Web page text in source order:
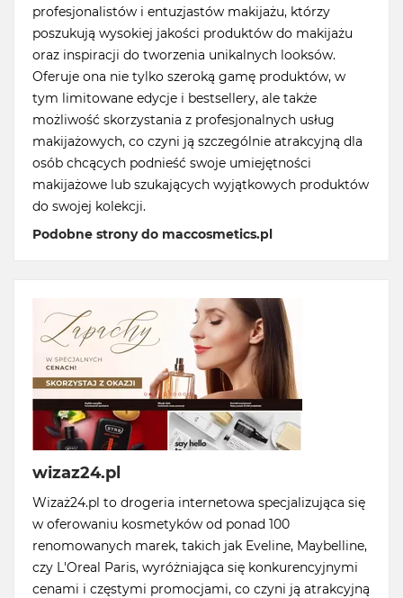
profesjonalistów i entuzjastów makijażu, którzy
poszukują wysokiej jakości produktów do makijażu
oraz inspiracji do tworzenia unikalnych looksów.
Oferuje ona nie tylko szeroką gamę produktów, w
tym limitowane edycje i bestsellery, ale także
możliwość skorzystania z profesjonalnych usług
makijażowych, co czyni ją szczególnie atrakcyjną dla
osób chcących podnieść swoje umiejętności
makijażowe lub szukających wyjątkowych produktów
do swojej kolekcji.
Podobne strony do maccosmetics.pl
wizaz24.pl
Wizaż24.pl to drogeria internetowa specjalizująca się
w oferowaniu kosmetyków od ponad 100
renomowanych marek, takich jak Eveline, Maybelline,
czy L'Oreal Paris, wyróżniająca się konkurencyjnymi
cenami i częstymi promocjami, co czyni ją atrakcyjną